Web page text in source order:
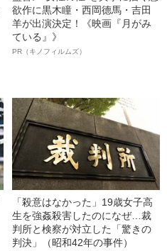
欲作に黒木瞳・西岡德馬・吉田
羊が出演決定！《映画『月がみ
ている』》
PR（キノフィルムズ）
「殺意はなかった」19歳女子高
生を強姦殺害したのになぜ…裁
判所と検察が対立した「驚きの
判決」（昭和42年の事件）